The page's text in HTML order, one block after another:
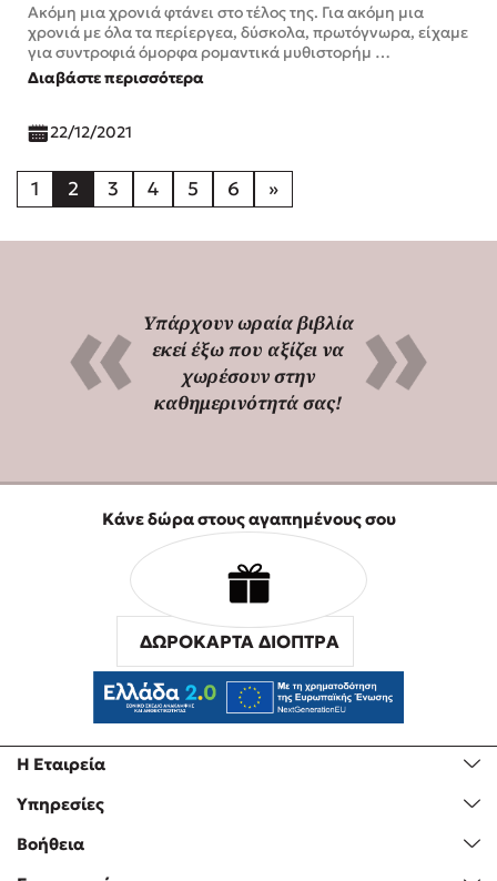
Ακόμη μια χρονιά φτάνει στο τέλος της. Για ακόμη μια
χρονιά με όλα τα περίεργεα, δύσκολα, πρωτόγνωρα, είχαμε
για συντροφιά όμορφα ρομαντικά μυθιστορήμ …
Διαβάστε περισσότερα
22/12/2021
1 2 3 4 5 6 »
Υπάρχουν ωραία βιβλία
εκεί έξω που αξίζει να
χωρέσουν στην
καθημερινότητά σας!
Η Εταιρεία
Υπηρεσίες
Βοήθεια
Κάνε δώρα στους αγαπημένους σου
ΔΩΡΟΚΑΡΤΑ ΔΙΟΠΤΡΑ